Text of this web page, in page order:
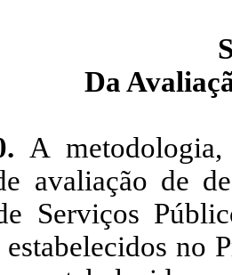
Da
Ametodologia,
avaliação de
Serviços
estabelecidos no